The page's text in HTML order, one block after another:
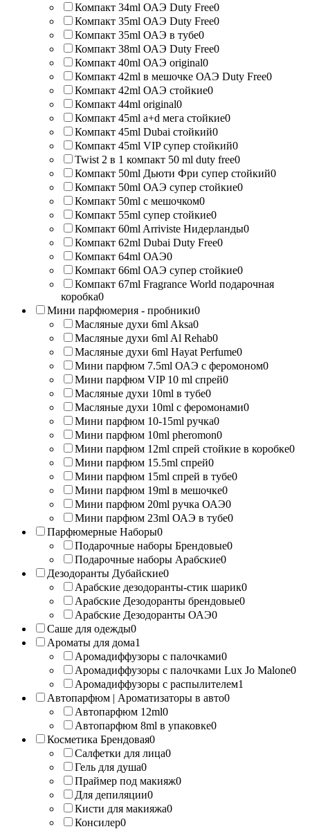
Компакт 34ml ОАЭ Duty Free0
Компакт 35ml ОАЭ Duty Free0
Компакт 35ml ОАЭ в тубе0
Компакт 38ml ОАЭ Duty Free0
Компакт 40ml ОАЭ original0
Компакт 42ml в мешочке ОАЭ Duty Free0
Компакт 42ml ОАЭ стойкие0
Компакт 44ml original0
Компакт 45ml a+d мега стойкие0
Компакт 45ml Dubai стойкий0
Компакт 45ml VIP супер стойкий0
Twist 2 в 1 компакт 50 ml duty free0
Компакт 50ml Дьюти Фри супер стойкий0
Компакт 50ml ОАЭ супер стойкие0
Компакт 50ml с мешочком0
Компакт 55ml супер стойкие0
Компакт 60ml Arriviste Нидерланды0
Компакт 62ml Dubai Duty Free0
Компакт 64ml ОАЭ0
Компакт 66ml ОАЭ супер стойкие0
Компакт 67ml Fragrance World подарочная
коробка0
Мини парфюмерия - пробники0
Масляные духи 6ml Aksa0
Масляные духи 6ml Al Rehab0
Масляные духи 6ml Hayat Perfume0
Мини парфюм 7.5ml ОАЭ с феромоном0
Мини парфюм VIP 10 ml спрей0
Масляные духи 10ml в тубе0
Масляные духи 10ml с феромонами0
Мини парфюм 10-15ml ручка0
Мини парфюм 10ml pheromon0
Мини парфюм 12ml спрей стойкие в коробке0
Мини парфюм 15.5ml спрей0
Мини парфюм 15ml спрей в тубе0
Мини парфюм 19ml в мешочке0
Мини парфюм 20ml ручка ОАЭ0
Мини парфюм 23ml ОАЭ в тубе0
Парфюмерные Наборы0
Подарочные наборы Брендовые0
Подарочные наборы Арабские0
Дезодоранты Дубайские0
Арабские дезодоранты-стик шарик0
Арабские Дезодоранты брендовые0
Арабские Дезодоранты ОАЭ0
Саше для одежды0
Ароматы для дома1
Аромадиффузоры с палочками0
Аромадиффузоры с палочками Lux Jo Malone0
Аромадиффузоры с распылителем1
Автопарфюм | Ароматизаторы в авто0
Автопарфюм 12ml0
Автопарфюм 8ml в упаковке0
Косметика Брендовая0
Салфетки для лица0
Гель для душа0
Праймер под макияж0
Для депиляции0
Кисти для макияжа0
Консилер0